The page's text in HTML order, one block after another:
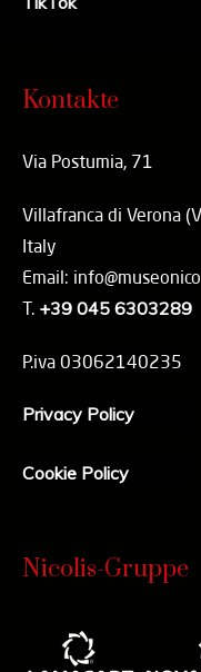
Kontakte
Via Postumia, 71
Villafranca di Verona
Italy
Email:
T. +39 045 6303289
P.iva 03062140235
Privacy Policy
Cookie Policy
Nicolis-Gruppe